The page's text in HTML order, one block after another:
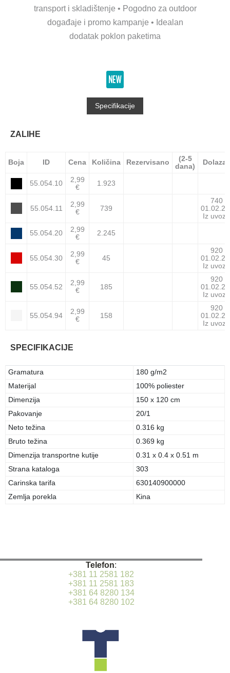
transport i skladištenje • Pogodno za outdoor
događaje i promo kampanje • Idealan
dodatak poklon paketima
Specifikacije
ZALIHE
Boja ID Cena Količina Rezervisano
(2-5
dana)
Dolazak
55.054.10
2,99
€
1.923
55.054.11
2,99
€
739
740
Iz uvoza
55.054.20
2,99
€
2.245
55.054.30
2,99
€
45
920
Iz uvoza
55.054.52
2,99
€
185
920
Iz uvoza
55.054.94
2,99
€
158
920
Iz uvoza
SPECIFIKACIJE
Gramatura
180 g/m2
Materijal
100% poliester
Dimenzija
150 x 120 cm
Pakovanje
20/1
Neto težina
0.316 kg
Bruto težina
0.369 kg
Dimenzija transportne kutije
0.31 x 0.4 x 0.51 m
Strana kataloga
303
Carinska tarifa
630140900000
Zemlja porekla
Kina
Telefon:
+381 11 2581 182
+381 11 2581 183
+381 64 8280 134
+381 64 8280 102